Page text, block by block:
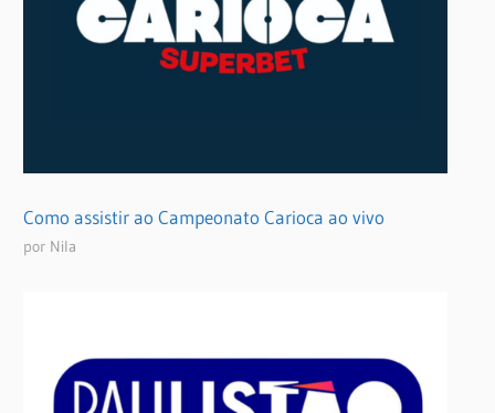
Como assistir ao Campeonato Carioca ao vivo
por Nila